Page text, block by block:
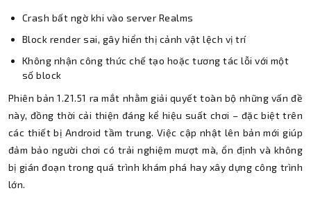
Crash bất ngờ khi vào server Realms
Block render sai, gây hiển thị cảnh vật lệch vị trí
Không nhận công thức chế tạo hoặc tương tác lỗi với một
số block
Phiên bản 1.21.51 ra mắt nhằm giải quyết toàn bộ những vấn đề
này, đồng thời cải thiện đáng kể hiệu suất chơi – đặc biệt trên
các thiết bị Android tầm trung. Việc cập nhật lên bản mới giúp
đảm bảo người chơi có trải nghiệm mượt mà, ổn định và không
bị gián đoạn trong quá trình khám phá hay xây dựng công trình
lớn.